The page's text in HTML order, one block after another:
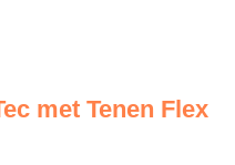
met Tenen Flex